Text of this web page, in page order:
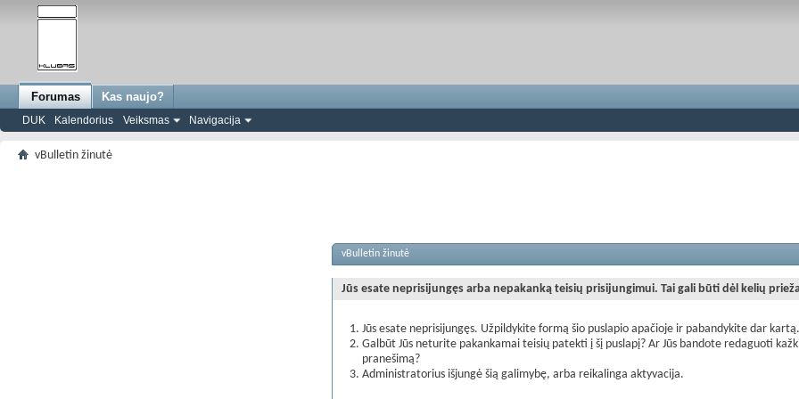
Forumas
DUK Kalendorius Veiksmas Navigacija
Kas naujo?
vBulletin žinutė
vBulletin žinutė
Jūs esate neprisijungęs arba nepakanką teisių prisijungimui. Tai gali būti dėl kelių
Jūs esate neprisijungęs. Užpildykite formą šio puslapio apačioje ir pabandykite dar kartą.
Galbūt Jūs neturite pakankamai teisių patekti į šį puslapį? Ar Jūs bandote redaguoti
pranešimą?
Administratorius išjungė šią galimybę, arba reikalinga aktyvacija.